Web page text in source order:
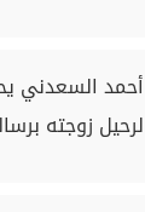
أحمد السعدني
لرحيل زوجته